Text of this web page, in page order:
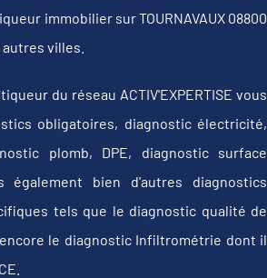
immobilier sur TOURNAVAUX 08800
villes.
du réseau ACTIV'EXPERTISE vous
obligatoires, diagnostic électricité,
plomb, DPE, diagnostic surface
également bien d'autres diagnostics
tels que le diagnostic qualité de
le diagnostic Infiltrométrie dont il